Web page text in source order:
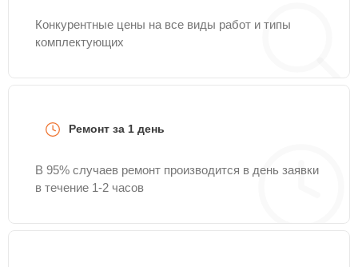
Конкурентные цены на все виды работ и типы
комплектующих
Ремонт за 1 день
В 95% случаев ремонт производится в день заявки
в течение 1-2 часов